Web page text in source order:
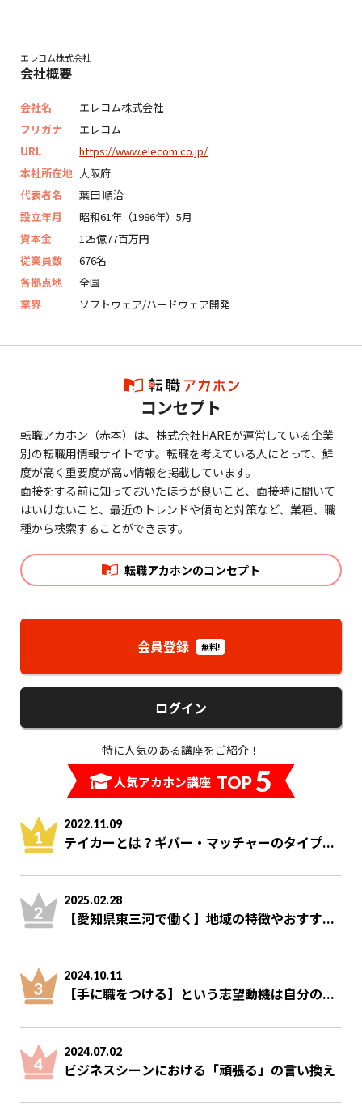
エレコム株式会社
会社概要
会社名
エレコム株式会社
フリガナ
エレコム
URL
https://www.elecom.co.jp/
本社所在地 大阪府
代表者名
葉田 順治
設立年月
昭和61年（1986年）5月
資本金
125億77百万円
従業員数
676名
各拠点地
全国
業界
ソフトウェア/ハードウェア開発
コンセプト
転職アカホン（赤本）は、株式会社HAREが運営している企業
別の転職用情報サイトです。転職を考えている人にとって、鮮
度が高く重要度が高い情報を掲載しています。
面接をする前に知っておいたほうが良いこと、面接時に聞いて
はいけないこと、最近のトレンドや傾向と対策など、業種、職
種から検索することができます。
転職アカホンのコンセプト
会員登録 無料!
ログイン
特に人気のある講座をご紹介！
人気アカホン講座 TOP5
2022.11.09
テイカーとは？ギバー・マッチャーのタイプ...
2025.02.28
【愛知県東三河で働く】地域の特徴やおすす...
2024.10.11
【手に職をつける】という志望動機は自分の...
2024.07.02
ビジネスシーンにおける「頑張る」の言い換え